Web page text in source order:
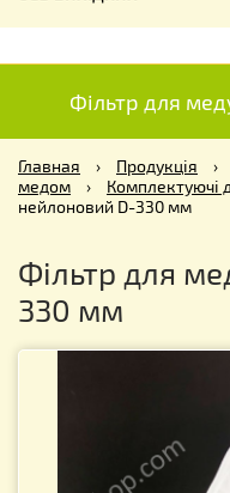
Фільтр для
Главная › Продукція ›
медом
› Комплектуючі
нейлоновий D-330 мм
Фільтр для
330 мм